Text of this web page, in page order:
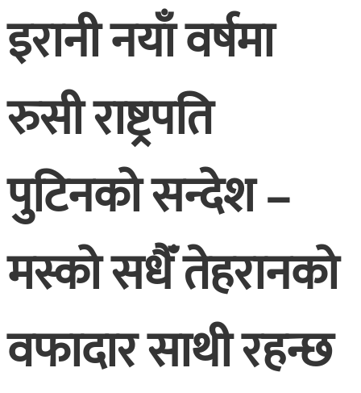
इरानी नयाँ वर्षमा
रुसी राष्ट्रपति
पुटिनको सन्देश –
मस्को सधैँ तेहरानको
वफादार साथी रहन्छ